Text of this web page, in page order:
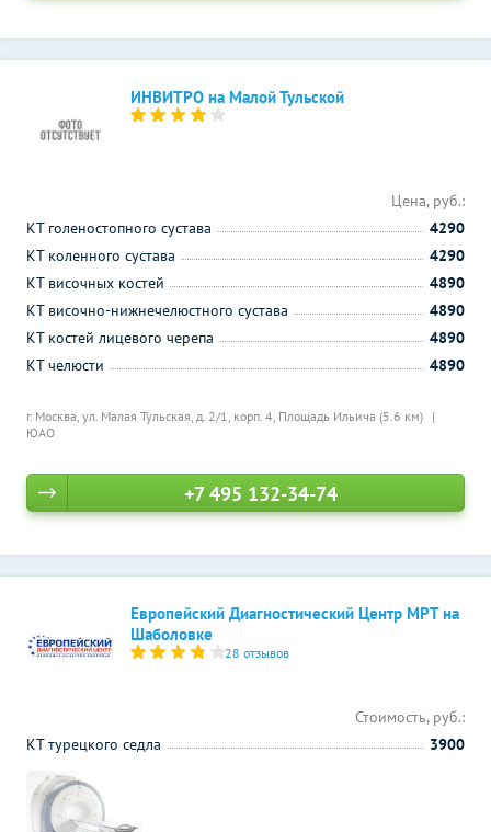
ИНВИТРО на Малой Тульской
г. Москва, ул. Малая Тульская, д. 2/1, корп. 4, Площадь Ильича (5.6 км)
ЮАО
Цена, руб.:
КТ голеностопного сустава
4290
КТ коленного сустава
4290
КТ височных костей
4890
КТ височно-нижнечелюстного сустава
4890
КТ костей лицевого черепа
4890
КТ челюсти
4890
+7 495 132-34-74
Европейский Диагностический Центр МРТ на
Шаболовке
28 отзывов
Стоимость, руб.:
КТ турецкого седла
3900